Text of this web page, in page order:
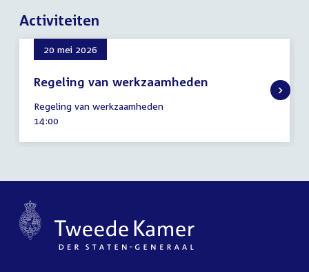
Activiteiten
20 mei 2026
Regeling van werkzaamheden
mei
2026
Regeling van werkzaamheden
Tijd
14:00